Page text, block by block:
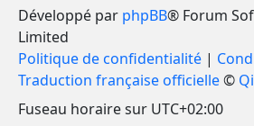
Développé par phpBB® Forum
Limited
Politique de confidentialité |
Traduction française officielle©
Fuseau horaire sur UTC+02:00